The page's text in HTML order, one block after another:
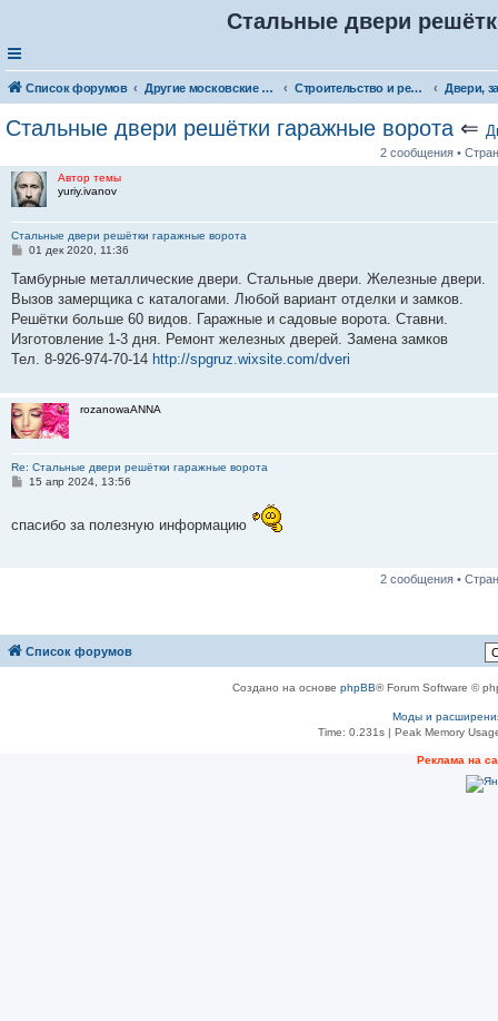
Стальные двери
Список форумов Другие московские товары и услуги Строительство и ремонт
Стальные двери решётки гаражные ворота ⇐
2 сообщения •
Автор темы
yuriy.ivanov
Стальные двери решётки гаражные ворота
С
о
щ
е
и
е
01 дек 2020, 11:36
Тамбурные металлические двери. Стальные двери. Железные двери.
Вызов замерщика с каталогами. Любой вариант отделки и замков.
Решётки больше 60 видов. Гаражные и садовые ворота. Ставни.
Изготовление 1-3 дня. Ремонт железных дверей. Замена замков
Тел. 8-926-974-70-14 http://spgruz.wixsite.com/dveri
rozanowaANNA
Re: Стальные двери решётки гаражные ворота
С
б
щ
15 апр 2024, 13:56
спасибо за полезную информацию
2 сообщения •
Список форумов
Создано на основе phpBB® Forum Software ©
Моды и
Time: 0.231s| Peak Memory
Реклама на